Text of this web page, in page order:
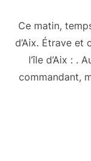
Ce matin,
d’Aix. Étrave et
l’île d’Aix : .
commandant,